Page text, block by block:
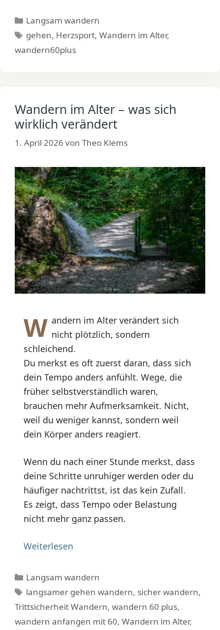
Kategorien
Langsam wandern
Schlagwörter
gehen, Herzsport,Wandern im Alter,
wandern60plus
Wandern im Alter – was sich
wirklich verändert
1. April 2026 von Theo Klems
W andern im Alter verändert sich
nicht plötzlich, sondern
schleichend.
Du merkst es oft zuerst daran, dass sich
dein Tempo anders anfühlt. Wege, die
früher selbstverständlich waren,
brauchen mehr Aufmerksamkeit. Nicht,
weil du weniger kannst, sondern weil
dein Körper anders reagiert.
Wenn du nach einer Stunde merkst, dass
deine Schritte unruhiger werden oder du
häufiger nachtrittst, ist das kein Zufall.
Es zeigt, dass Tempo oder Belastung
nicht mehr ganz passen.
Weiterlesen
Kategorien
Langsam wandern
Schlagwörter
langsamer gehen wandern, sicher wandern,
Trittsicherheit Wandern, wandern 60 plus,
wandern anfangen mit 60, Wandern im Alter,